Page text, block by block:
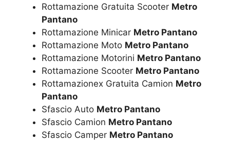
Rottamazione Gratuita Scooter Metro
Pantano
Rottamazione Minicar Metro Pantano
Rottamazione Moto Metro Pantano
Rottamazione Motorini Metro Pantano
Rottamazione Scooter Metro Pantano
Rottamazionex Gratuita Camion Metro
Pantano
Sfascio Auto Metro Pantano
Sfascio Camion Metro Pantano
Sfascio Camper Metro Pantano